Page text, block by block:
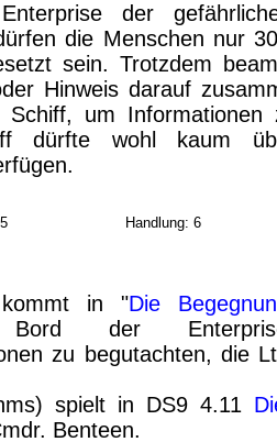
der
die Menschen nur
sein. Trotzdem
Hinweis darauf
um Informationen
dürfte wohl kaum
Handlung: 6
in "Die
Bord der
zu begutachten, die
spielt in DS9 4.11
Benteen.